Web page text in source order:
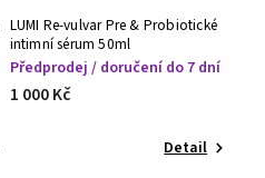
LUMI Re-vulvar Pre & Probiotické
intimní sérum 50ml
Předprodej / doručení do 7 dní
1 000 Kč
Detail